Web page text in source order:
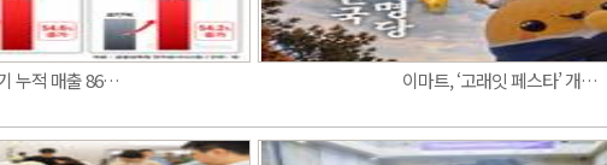
누적 매출 86… 이마트, ‘고래잇 페스타’ 개…